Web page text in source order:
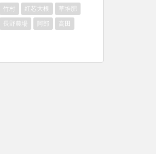
竹村 紅芯大根
草堆肥
長野農場 阿部
高田